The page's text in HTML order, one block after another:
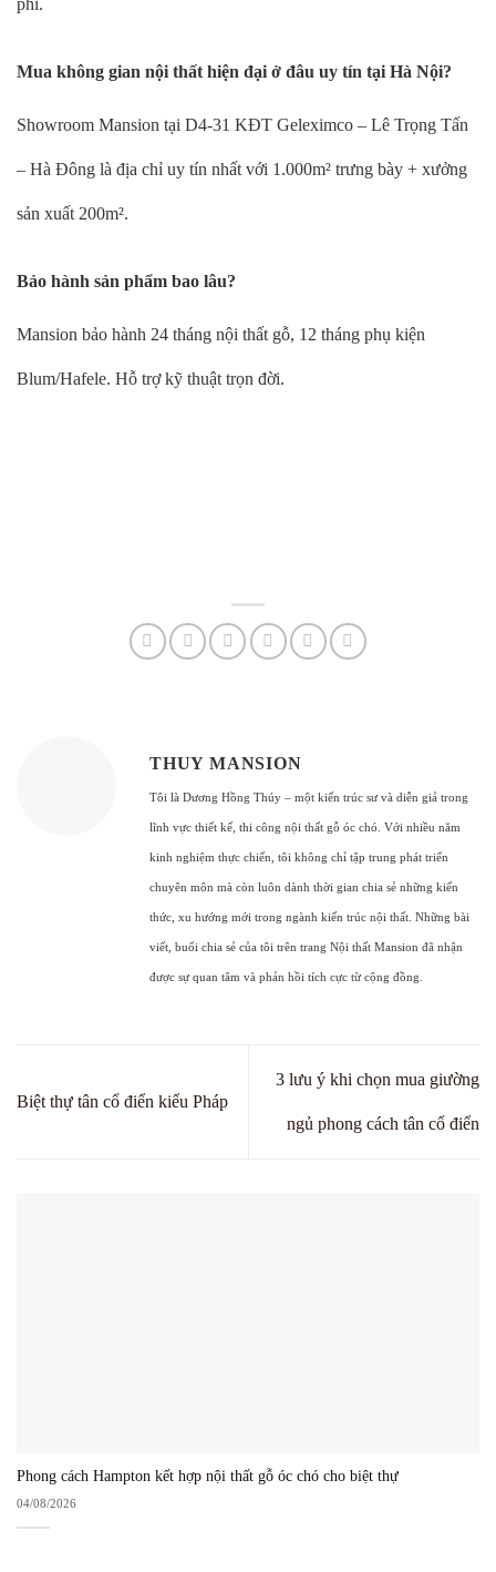
phí.
Mua không gian nội thất hiện đại ở đâu uy tín tại Hà Nội?
Showroom Mansion tại D4-31 KĐT Geleximco – Lê Trọng Tấn
– Hà Đông là địa chỉ uy tín nhất với 1.000m² trưng bày + xưởng
sản xuất 200m².
Bảo hành sản phẩm bao lâu?
Mansion bảo hành 24 tháng nội thất gỗ, 12 tháng phụ kiện
Blum/Hafele. Hỗ trợ kỹ thuật trọn đời.
THUY MANSION
Tôi là Dương Hồng Thúy – một kiến trúc sư và diễn giả trong
lĩnh vực thiết kế, thi công nội thất gỗ óc chó. Với nhiều năm
kinh nghiệm thực chiến, tôi không chỉ tập trung phát triển
chuyên môn mà còn luôn dành thời gian chia sẻ những kiến
thức, xu hướng mới trong ngành kiến trúc nội thất. Những bài
viết, buổi chia sẻ của tôi trên trang Nội thất Mansion đã nhận
được sự quan tâm và phản hồi tích cực từ cộng đồng.
Biệt thự tân cổ điển kiểu Pháp
3 lưu ý khi chọn mua giường
ngủ phong cách tân cổ điển
Phong cách Hampton kết hợp nội thất gỗ óc chó cho biệt thự
04/08/2026